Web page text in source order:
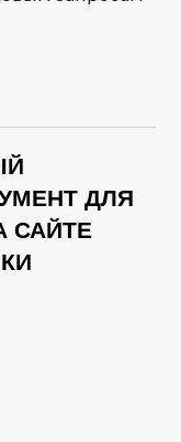
ДЛЯ
САЙТЕ